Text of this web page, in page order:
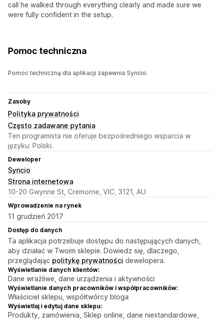
call he walked through everything clearly and made sure we
were fully confident in the setup.
Pomoc techniczna
Pomoc techniczną dla aplikacji zapewnia Syncio.
Zasoby
Polityka prywatności
Często zadawane pytania
Ten programista nie oferuje bezpośredniego wsparcia w
języku: Polski.
Deweloper
Syncio
Strona internetowa
10-20 Gwynne St, Cremorne, VIC, 3121, AU
Wprowadzenie na rynek
11 grudzień 2017
Dostęp do danych
Ta aplikacja potrzebuje dostępu do następujących danych,
aby działać w Twoim sklepie. Dowiedz się, dlaczego,
przeglądając politykę prywatności dewelopera.
Wyświetlanie danych klientów:
Dane wrażliwe, dane urządzenia i aktywności
Wyświetlanie danych pracowników i współpracowników:
Właściciel sklepu, współtwórcy bloga
Wyświetlaj i edytuj dane sklepu:
Produkty, zamówienia, Sklep online, dane niestandardowe,